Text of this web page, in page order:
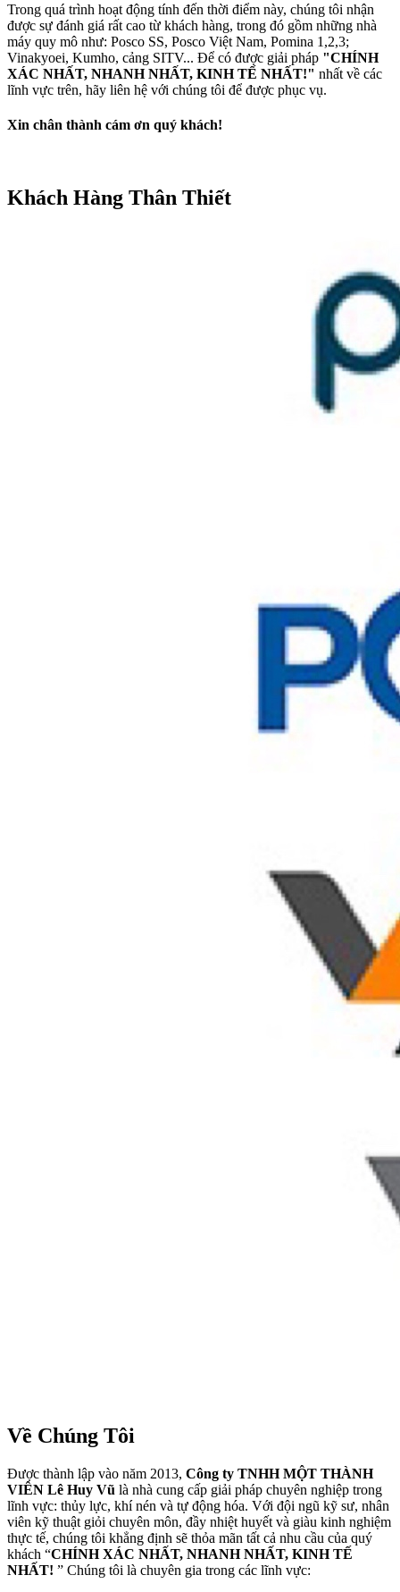
Trong quá trình hoạt động tính đến thời điểm này, chúng tôi nhận
được sự đánh giá rất cao từ khách hàng, trong đó gồm những nhà
máy quy mô như: Posco SS, Posco Việt Nam, Pomina 1,2,3;
Vinakyoei, Kumho, cảng SITV... Để có được giải pháp "CHÍNH
XÁC NHẤT, NHANH NHẤT, KINH TẾ NHẤT!" nhất về các
lĩnh vực trên, hãy liên hệ với chúng tôi để được phục vụ.
Xin chân thành cám ơn quý khách!
Khách Hàng Thân Thiết
Về Chúng Tôi
Được thành lập vào năm 2013, Công ty TNHH MỘT THÀNH
VIÊN Lê Huy Vũ là nhà cung cấp giải pháp chuyên nghiệp trong
lĩnh vực: thủy lực, khí nén và tự động hóa. Với đội ngũ kỹ sư, nhân
viên kỹ thuật giỏi chuyên môn, đầy nhiệt huyết và giàu kinh nghiệm
thực tế, chúng tôi khẳng định sẽ thỏa mãn tất cả nhu cầu của quý
khách “CHÍNH XÁC NHẤT, NHANH NHẤT, KINH TẾ
NHẤT! ” Chúng tôi là chuyên gia trong các lĩnh vực: